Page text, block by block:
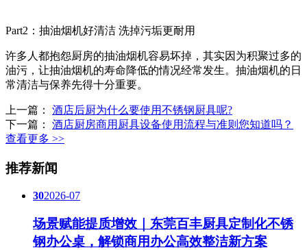
Part2：抽油烟机好清洁 洗掉污垢更耐用
许多人都抱怨厨房的抽油烟机容易坏掉，其实因为积聚过多的
油污，让抽油烟机的寿命降低的情况经常发生。抽油烟机的日
常清洁与保养先得十分重要。
上一篇： 酒店后厨为什么要使用不锈钢厨具呢?
下一篇： 酒店厨房商用厨具设备使用流程与准则您知道吗？
查看更多 >>
推荐新闻
302026-07
场景赋能提质增效｜东莞百丰厨具定制化不锈
钢办公桌，解锁商用办公高效整洁新方案